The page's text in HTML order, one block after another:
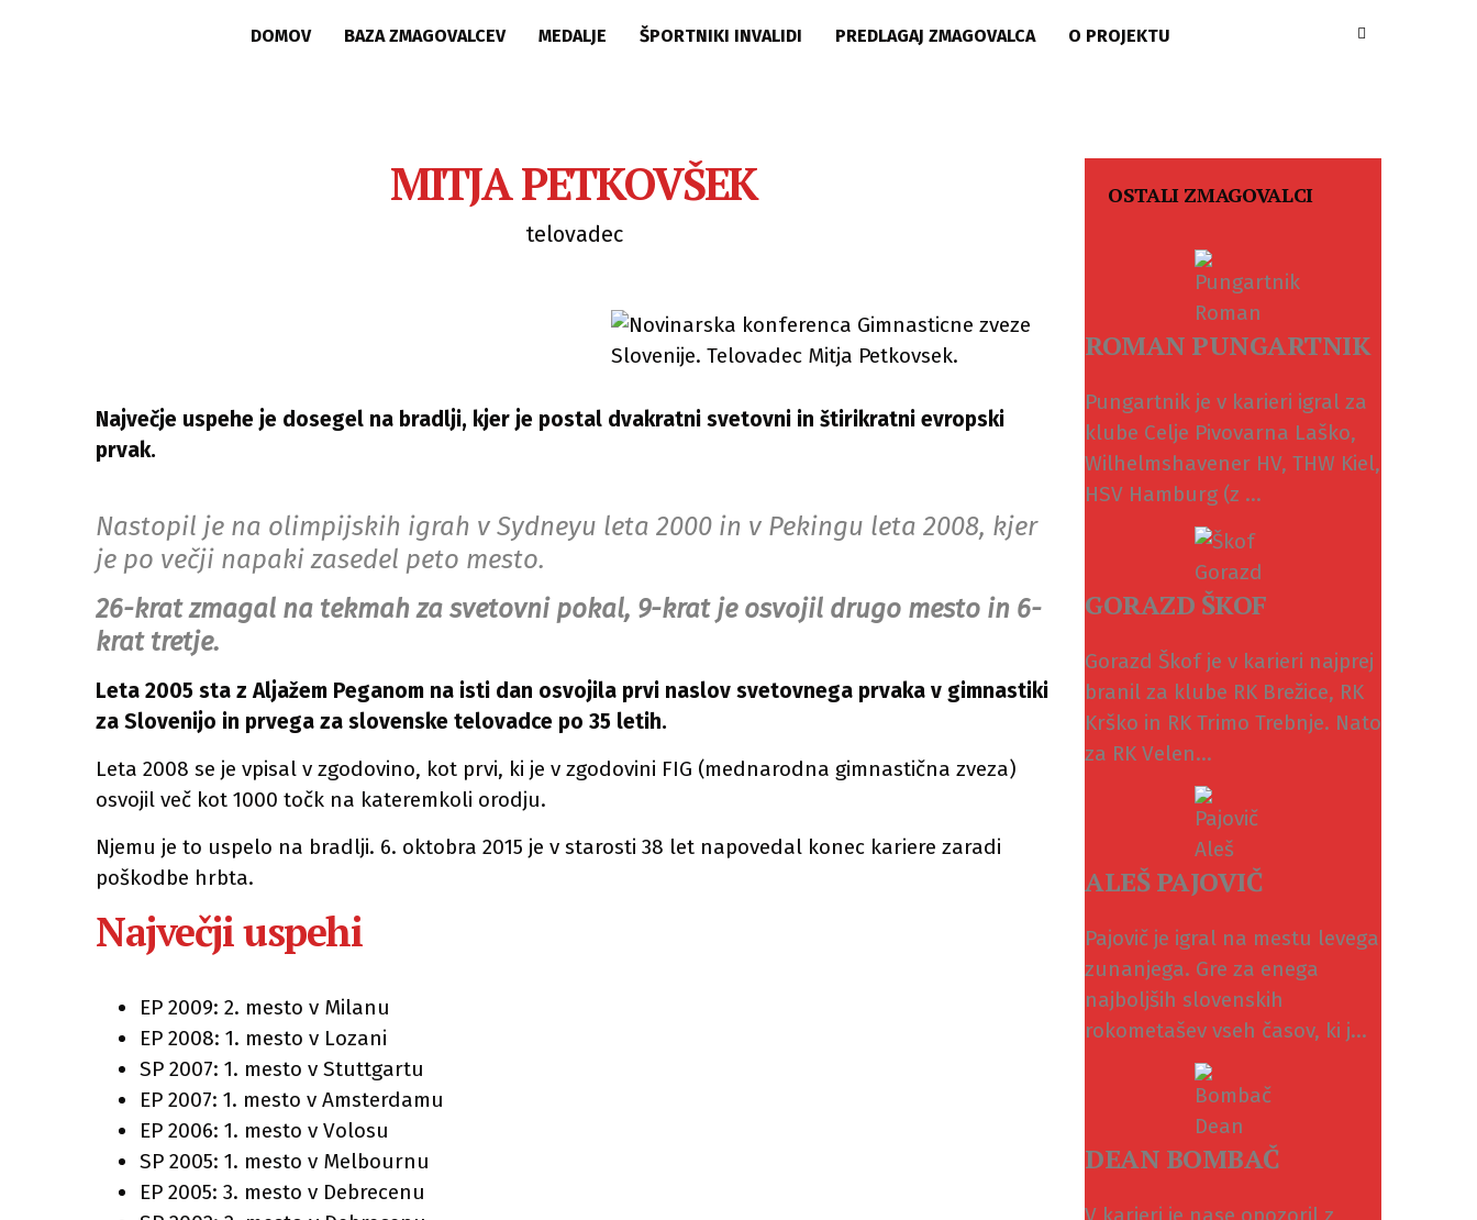
DOMOV BAZA ZMAGOVALCEV MEDALJE ŠPORTNIKI INVALIDI PREDLAGAJ ZMAGOVALCA O PROJEKTU
MITJA PETKOVŠEK
telovadec
Največje uspehe je dosegel na bradlji, kjer je postal dvakratni svetovni in štirikratni evropski
prvak.
Nastopil je na olimpijskih igrah v Sydneyu leta 2000 in v Pekingu leta 2008, kjer
je po večji napaki zasedel peto mesto.
26-krat zmagal na tekmah za svetovni pokal, 9-krat je osvojil drugo mesto in 6-
krat tretje.
Leta 2005 sta z Aljažem Peganom na isti dan osvojila prvi naslov svetovnega prvaka v gimnastiki
za Slovenijo in prvega za slovenske telovadce po 35 letih.
Leta 2008 se je vpisal v zgodovino, kot prvi, ki je v zgodovini FIG (mednarodna gimnastična zveza)
osvojil več kot 1000 točk na kateremkoli orodju.
Njemu je to uspelo na bradlji. 6. oktobra 2015 je v starosti 38 let napovedal konec kariere zaradi
poškodbe hrbta.
Največji uspehi
EP 2009: 2. mesto v Milanu
EP 2008: 1. mesto v Lozani
SP 2007: 1. mesto v Stuttgartu
EP 2007: 1. mesto v Amsterdamu
EP 2006: 1. mesto v Volosu
SP 2005: 1. mesto v Melbournu
EP 2005: 3. mesto v Debrecenu
OSTALI ZMAGOVALCI
ROMAN PUNGARTNIK
Pungartnik je v karieri igral za
klube Celje Pivovarna Laško,
Wilhelmshavener HV, THW Kiel,
HSV Hamburg (z ...
GORAZD ŠKOF
Gorazd Škof je v karieri najprej
branil za klube RK Brežice, RK
Krško in RK Trimo Trebnje. Nato
za RK Velen...
ALEŠ PAJOVIČ
Pajovič je igral na mestu levega
zunanjega. Gre za enega
najboljših slovenskih
rokometašev vseh časov, ki j...
DEAN BOMBAČ